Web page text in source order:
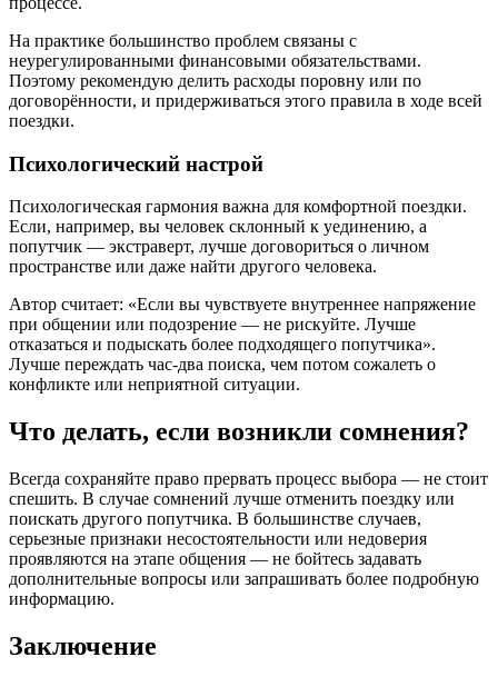
На практике большинство проблем связаны с
неурегулированными финансовыми обязательствами.
Поэтому рекомендую делить расходы поровну или по
договорённости, и придерживаться этого правила в ходе всей
поездки.
Психологический настрой
Психологическая гармония важна для комфортной поездки.
Если, например, вы человек склонный к уединению, а
попутчик — экстраверт, лучше договориться о личном
пространстве или даже найти другого человека.
Автор считает: «Если вы чувствуете внутреннее напряжение
при общении или подозрение — не рискуйте. Лучше
отказаться и подыскать более подходящего попутчика».
Лучше переждать час-два поиска, чем потом сожалеть о
конфликте или неприятной ситуации.
Что делать, если возникли сомнения?
Всегда сохраняйте право прервать процесс выбора — не стоит
спешить. В случае сомнений лучше отменить поездку или
поискать другого попутчика. В большинстве случаев,
серьезные признаки несостоятельности или недоверия
проявляются на этапе общения — не бойтесь задавать
дополнительные вопросы или запрашивать более подробную
информацию.
Заключение